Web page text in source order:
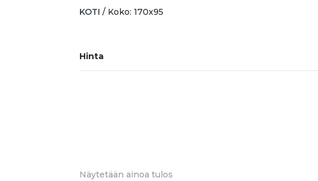
KOTI / Koko: 170x95
Hinta
Näytetään ainoa tulos